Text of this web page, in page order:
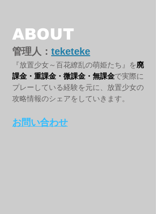
お問い合わせ
ABOUT
管理人： teketeke
『放置少女～百花繚乱の萌姫たち』を廃
課金・重課金・微課金・無課金で実際に
プレーしている経験を元に、放置少女の
攻略情報のシェアをしていきます。